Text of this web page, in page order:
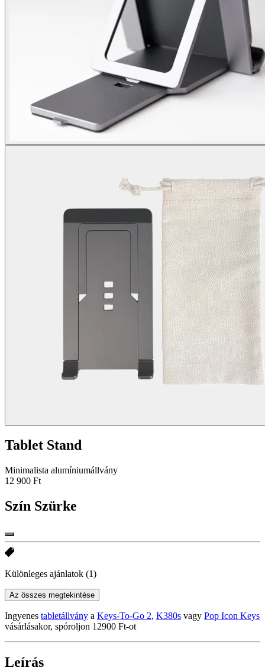
Tablet Stand
Minimalista alumíniumállvány
12 900 Ft
Szín Szürke
Különleges ajánlatok (1)
Az összes megtekintése
Ingyenes tabletállvány a Keys-To-Go 2, K380s vagy Pop Icon Keys
vásárlásakor, spóroljon 12900 Ft-ot
Leírás